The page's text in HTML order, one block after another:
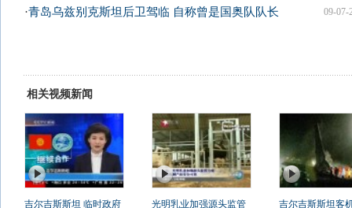
09-07-
·青岛乌兹别克斯坦后卫驾临 自称曾是国奥队队长
相关视频新闻
吉尔吉斯斯坦 临时政府 光明乳业加强源头监管 吉尔吉斯斯坦客